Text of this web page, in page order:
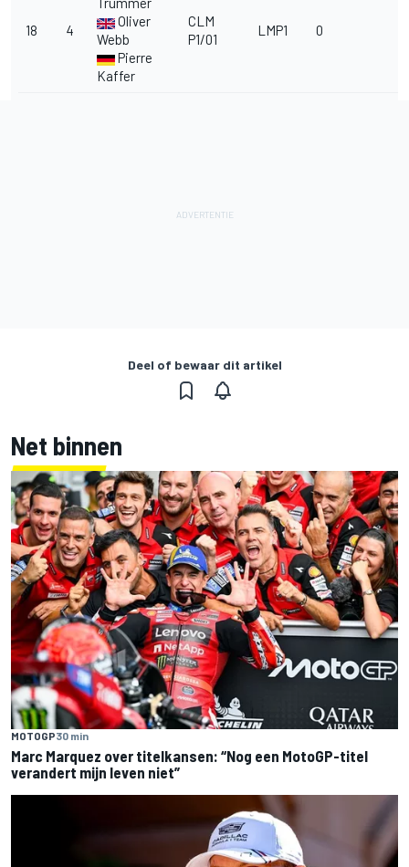
18 4
Oliver
Webb
Pierre
Kaffer
CLM
P1/01
LMP1 0
Deel of bewaar dit artikel
Net binnen
MOTOGP30 min
Marc Marquez over titelkansen: “Nog een MotoGP-titel
verandert mijn leven niet”